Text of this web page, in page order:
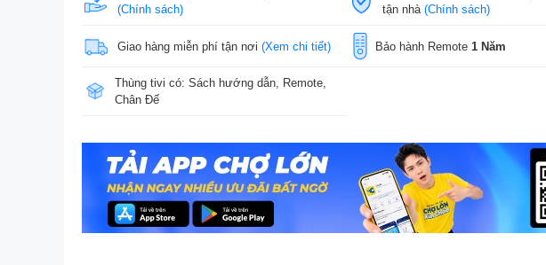
(Chính sách)
tận nhà (Chính sách)
Giao hàng miễn phí tận nơi (Xem chi tiết) Bảo hành Remote 1 Năm
Thùng tivi có: Sách hướng dẫn, Remote,
Chân Đế